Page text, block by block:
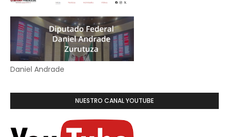
Daniel Andrade
NUESTRO CANAL YOUTUBE